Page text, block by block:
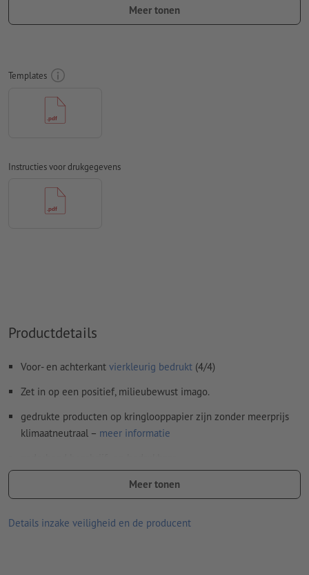
op de kop staat, dient in het opgemaakte bestand rekening
optimaal resultaat
Resolutie:300 dpi
Rondom 2 mm
Lettertypesmoeten volledig worden ingesloten of omgezet
Kleurmodus:
Inhoud van formuliervelden
Meer tonen
Templates
Instructies voor drukgegevens
Productdetails
Voor- en achterkant vierkleurig bedrukt (4/4)
Zet in op een positief, milieubewust imago.
gedrukte producten op kringlooppapier zijn zonder meerprijs
klimaatneutraal – meer informatie
Welk papier is het juiste? Ons visitekaartjesvoorbeeld
verder
Meer tonen
Details inzake veiligheid en de producent